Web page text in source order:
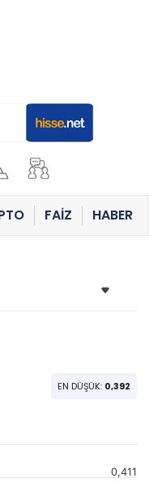
FAİZ HABER
EN DÜŞÜK: 0,392
0,411